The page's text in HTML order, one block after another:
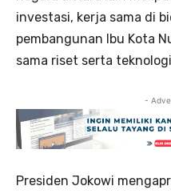
investasi, kerja sama di
pembangunan Ibu Kota
sama riset serta
-
Presiden Jokowi